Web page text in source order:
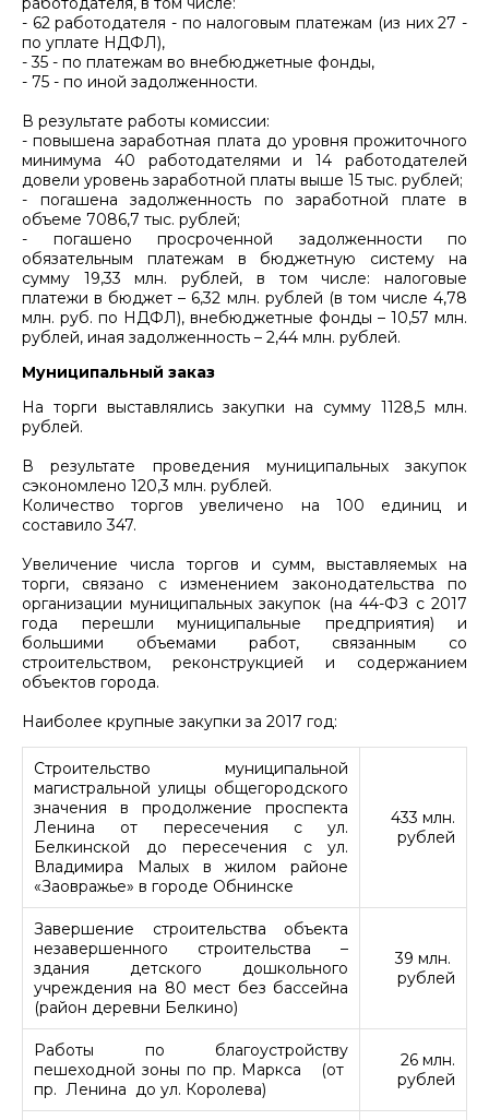
- 62 работодателя - по налоговым платежам (из них 27 -
по уплате НДФЛ),
- 35 - по платежам во внебюджетные фонды,
- 75 - по иной задолженности.
В результате работы комиссии:
- повышена заработная плата до уровня прожиточного
минимума 40 работодателями и 14 работодателей
довели уровень заработной платы выше 15 тыс. рублей;
- погашена задолженность по заработной плате в
объеме 7086,7 тыс. рублей;
- погашено просроченной задолженности по
обязательным платежам в бюджетную систему на
сумму 19,33 млн. рублей, в том числе: налоговые
платежи в бюджет – 6,32 млн. рублей (в том числе 4,78
млн. руб. по НДФЛ), внебюджетные фонды – 10,57 млн.
рублей, иная задолженность – 2,44 млн. рублей.
Муниципальный заказ
На торги выставлялись закупки на сумму 1128,5 млн.
рублей.
В результате проведения муниципальных закупок
сэкономлено 120,3 млн. рублей.
Количество торгов увеличено на 100 единиц и
составило 347.
Увеличение числа торгов и сумм, выставляемых на
торги, связано с изменением законодательства по
организации муниципальных закупок (на 44-ФЗ с 2017
года перешли муниципальные предприятия) и
большими объемами работ, связанным со
строительством, реконструкцией и содержанием
объектов города.
Наиболее крупные закупки за 2017 год:
Строительство муниципальной
магистральной улицы общегородского
значения в продолжение проспекта
Ленина от пересечения с ул.
Белкинской до пересечения с ул.
Владимира Малых в жилом районе
«Заовражье» в городе Обнинске
433 млн.
рублей
Завершение строительства объекта
незавершенного строительства –
здания детского дошкольного
учреждения на 80 мест без бассейна
(район деревни Белкино)
39 млн.
рублей
Работы по благоустройству
пешеходной зоны по пр. Маркса (от
пр. Ленина до ул. Королева)
26 млн.
рублей